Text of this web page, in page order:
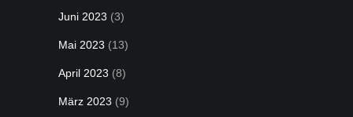
Juni 2023 (3)
Mai 2023 (13)
April 2023 (8)
März 2023 (9)